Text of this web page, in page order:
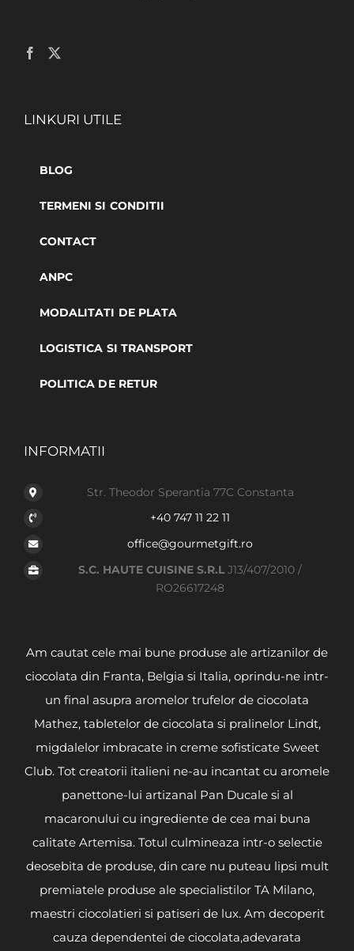
LINKURI UTILE
BLOG
TERMENI SI CONDITII
CONTACT
ANPC
MODALITATI DE PLATA
LOGISTICA SI TRANSPORT
POLITICA DE RETUR
INFORMATII
Str. Theodor Sperantia 77C Constanta
+40 747 11 22 11
office@gourmetgift.ro
S.C. HAUTE CUISINE S.R.LJ13/407/2010 /
RO26617248
Am cautat cele mai bune produse ale artizanilor de
ciocolata din Franta, Belgia si Italia, oprindu-ne intr-
un final asupra aromelor trufelor de ciocolata
Mathez, tabletelor de ciocolata si pralinelor Lindt,
migdalelor imbracate in creme sofisticate Sweet
Club. Tot creatorii italieni ne-au incantat cu aromele
panettone-lui artizanal Pan Ducale si al
macaronului cu ingrediente de cea mai buna
calitate Artemisa. Totul culmineaza intr-o selectie
deosebita de produse, din care nu puteau lipsi mult
premiatele produse ale specialistilor TA Milano,
maestri ciocolatieri si patiseri de lux. Am decoperit
cauza dependentei de ciocolata,adevarata